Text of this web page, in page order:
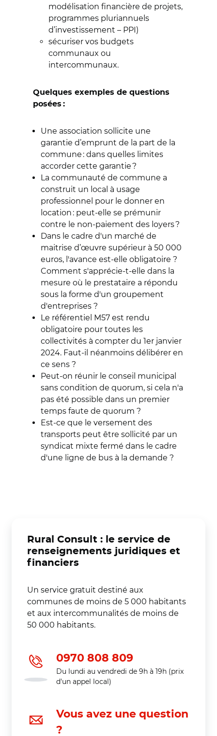
modélisation financière de projets,
programmes pluriannuels
d’investissement – PPI)
sécuriser vos budgets
communaux ou
intercommunaux.
Quelques exemples de questions
posées :
Une association sollicite une
garantie d’emprunt de la part de la
commune : dans quelles limites
accorder cette garantie ?
La communauté de commune a
construit un local à usage
professionnel pour le donner en
location : peut-elle se prémunir
contre le non-paiement des loyers ?
Dans le cadre d'un marché de
maitrise d’œuvre supérieur à 50 000
euros, l'avance est-elle obligatoire ?
Comment s'apprécie-t-elle dans la
mesure où le prestataire a répondu
sous la forme d'un groupement
d'entreprises ?
Le référentiel M57 est rendu
obligatoire pour toutes les
collectivités à compter du 1er janvier
2024. Faut-il néanmoins délibérer en
ce sens ?
Peut-on réunir le conseil municipal
sans condition de quorum, si cela n'a
pas été possible dans un premier
temps faute de quorum ?
Est-ce que le versement des
transports peut être sollicité par un
syndicat mixte fermé dans le cadre
d'une ligne de bus à la demande ?
Rural Consult : le service de
renseignements juridiques et
financiers
Un service gratuit destiné aux
communes de moins de 5 000 habitants
et aux intercommunalités de moins de
50 000 habitants.
0970 808 809
Du lundi au vendredi de 9h à 19h (prix
d'un appel local)
Vous avez une question
?